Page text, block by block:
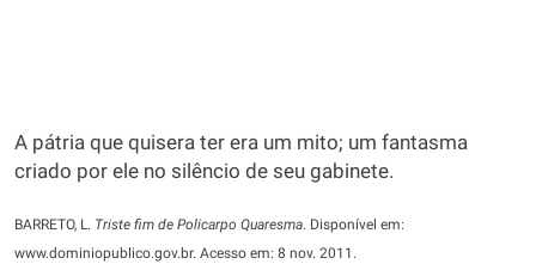
A pátria que quisera ter era um mito; um fantasma
criado por ele no silêncio de seu gabinete.
BARRETO, L. Triste fim de Policarpo Quaresma. Disponível em:
www.dominiopublico.gov.br. Acesso em: 8 nov. 2011.